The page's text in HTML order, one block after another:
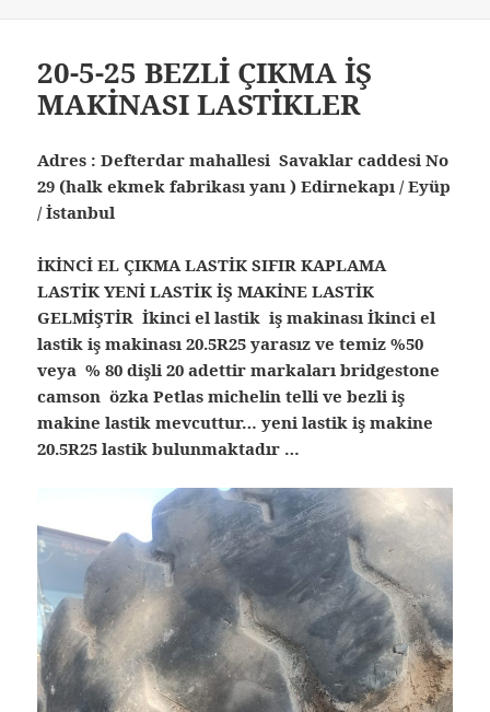
20-5-25 BEZLİ ÇIKMA İŞ
MAKİNASI LASTİKLER
Adres : Defterdar mahallesi Savaklar caddesi No
29 (halk ekmek fabrikası yanı ) Edirnekapı / Eyüp
/ İstanbul
İKİNCİ EL ÇIKMA LASTİK SIFIR KAPLAMA
LASTİK YENİ LASTİK İŞ MAKİNE LASTİK
GELMİŞTİR İkinci el lastik iş makinası İkinci el
lastik iş makinası 20.5R25 yarasız ve temiz %50
veya % 80 dişli 20 adettir markaları bridgestone
camson özka Petlas michelin telli ve bezli iş
makine lastik mevcuttur… yeni lastik iş makine
20.5R25 lastik bulunmaktadır …